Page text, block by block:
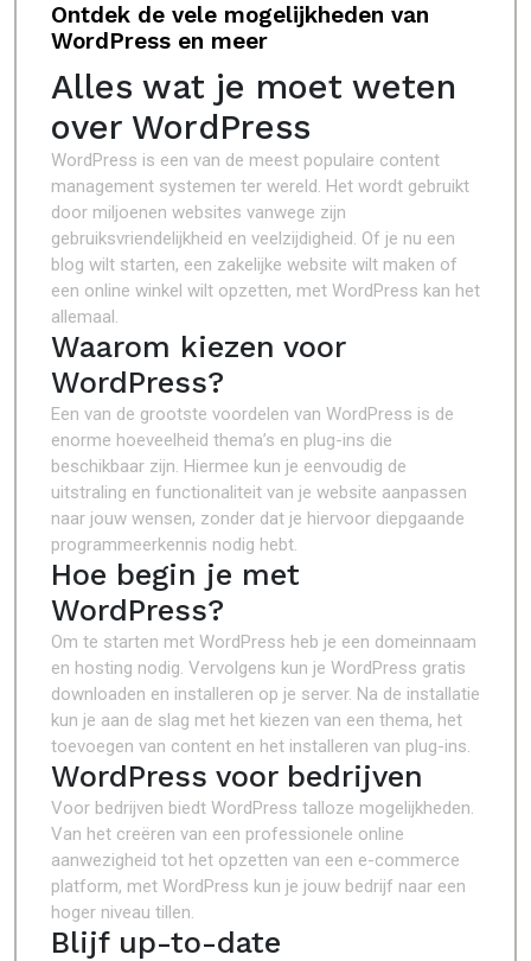
Ontdek de vele mogelijkheden van
WordPress en meer
Alles wat je moet weten
over WordPress
WordPress is een van de meest populaire content
management systemen ter wereld. Het wordt gebruikt
door miljoenen websites vanwege zijn
gebruiksvriendelijkheid en veelzijdigheid. Of je nu een
blog wilt starten, een zakelijke website wilt maken of
een online winkel wilt opzetten, met WordPress kan het
allemaal.
Waarom kiezen voor
WordPress?
Een van de grootste voordelen van WordPress is de
enorme hoeveelheid thema’s en plug-ins die
beschikbaar zijn. Hiermee kun je eenvoudig de
uitstraling en functionaliteit van je website aanpassen
naar jouw wensen, zonder dat je hiervoor diepgaande
programmeerkennis nodig hebt.
Hoe begin je met
WordPress?
Om te starten met WordPress heb je een domeinnaam
en hosting nodig. Vervolgens kun je WordPress gratis
downloaden en installeren op je server. Na de installatie
kun je aan de slag met het kiezen van een thema, het
toevoegen van content en het installeren van plug-ins.
WordPress voor bedrijven
Voor bedrijven biedt WordPress talloze mogelijkheden.
Van het creëren van een professionele online
aanwezigheid tot het opzetten van een e-commerce
platform, met WordPress kun je jouw bedrijf naar een
hoger niveau tillen.
Blijf up-to-date